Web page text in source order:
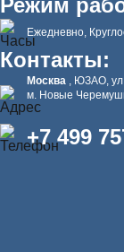
Режим
Ежедневно,
Контакты:
Москва , ЮЗАО,
м. Новые
+7 499